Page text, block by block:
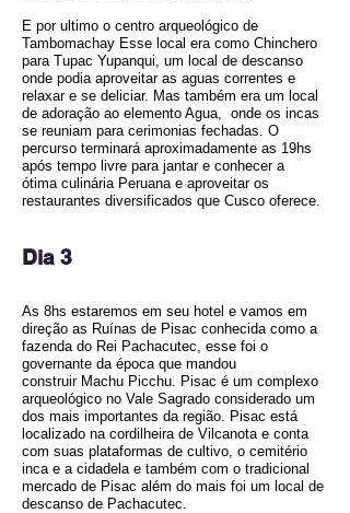
E por ultimo o centro arqueológico de
Tambomachay Esse local era como Chinchero
para Tupac Yupanqui, um local de descanso
onde podia aproveitar as aguas correntes e
relaxar e se deliciar. Mas também era um local
de adoração ao elemento Agua, onde os incas
se reuniam para cerimonias fechadas. O
percurso terminará aproximadamente as 19hs
após tempo livre para jantar e conhecer a
ótima culinária Peruana e aproveitar os
restaurantes diversificados que Cusco oferece.
Dia 3
As 8hs estaremos em seu hotel e vamos em
direção as Ruínas de Pisac conhecida como a
fazenda do Rei Pachacutec, esse foi o
governante da época que mandou
construir Machu Picchu. Pisac é um complexo
arqueológico no Vale Sagrado considerado um
dos mais importantes da região. Pisac está
localizado na cordilheira de Vilcanota e conta
com suas plataformas de cultivo, o cemitério
inca e a cidadela e também com o tradicional
mercado de Pisac além do mais foi um local de
descanso de Pachacutec.